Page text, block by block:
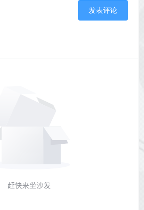
发表评论
赶快来坐沙发